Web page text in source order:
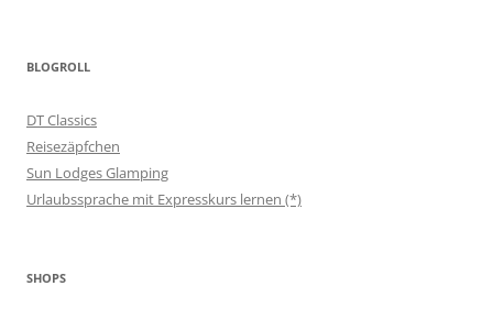
BLOGROLL
DT Classics
Reisezäpfchen
Sun Lodges Glamping
Urlaubssprache mit Expresskurs lernen (*)
SHOPS